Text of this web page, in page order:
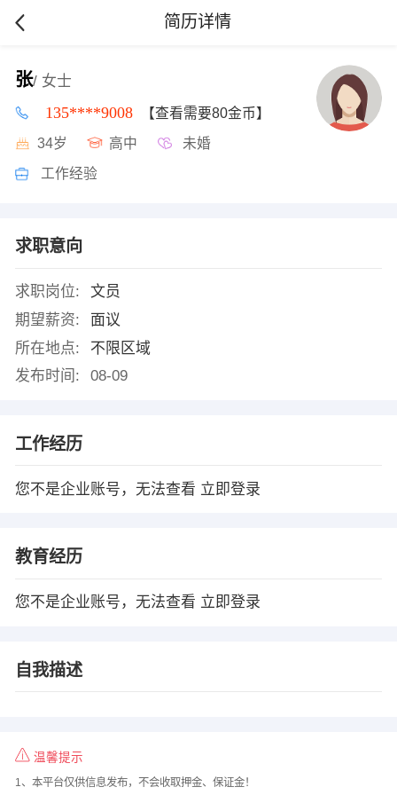
简历详情
张/ 女士
135****9008 【查看需要80金币】
34岁 高中 未婚
工作经验
求职意向
求职岗位:
文员
期望薪资:
面议
所在地点:
不限区域
发布时间:
08-09
工作经历
您不是企业账号，无法查看 立即登录
教育经历
您不是企业账号，无法查看 立即登录
自我描述
温馨提示
1、本平台仅供信息发布，不会收取押金、保证金！